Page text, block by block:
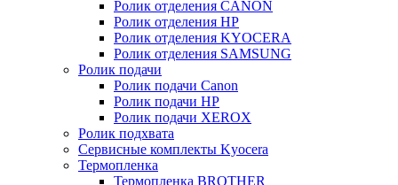
Ролик отделения CANON
Ролик отделения HP
Ролик отделения KYOCERA
Ролик отделения SAMSUNG
Ролик подачи
Ролик подачи Canon
Ролик подачи HP
Ролик подачи XEROX
Ролик подхвата
Сервисные комплекты Kyocera
Термопленка
Термопленка BROTHER